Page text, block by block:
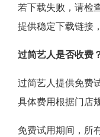
若下载失败，请检
提供稳定下载链接
过简艺人是否收费
过简艺人提供免费
具体费用根据门店
免费试用期间，所